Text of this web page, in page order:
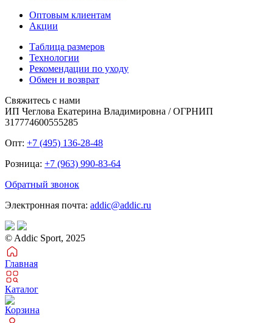
Оптовым клиентам
Акции
Таблица размеров
Технологии
Рекомендации по уходу
Обмен и возврат
Свяжитесь с нами
ИП Чеглова Екатерина Владимировна / ОГРНИП
317774600555285
Опт: +7 (495) 136-28-48
Розница: +7 (963) 990-83-64
Обратный звонок
Электронная почта: addic@addic.ru
© Addic Sport, 2025
Главная
Каталог
Корзина